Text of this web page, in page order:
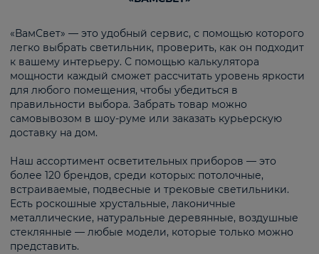
«ВамСвет» — это удобный сервис, с помощью которого
легко выбрать светильник, проверить, как он подходит
к вашему интерьеру. С помощью калькулятора
мощности каждый сможет рассчитать уровень яркости
для любого помещения, чтобы убедиться в
правильности выбора. Забрать товар можно
самовывозом в шоу-руме или заказать курьерскую
доставку на дом.
Наш ассортимент осветительных приборов — это
более 120 брендов, среди которых: потолочные,
встраиваемые, подвесные и трековые светильники.
Есть роскошные хрустальные, лаконичные
металлические, натуральные деревянные, воздушные
стеклянные — любые модели, которые только можно
представить.